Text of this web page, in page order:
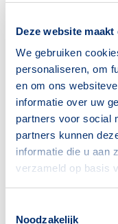
Deze website
We gebruiken
personaliseren, om
en om ons
informatie over uw
partners voor social
partners kunnen
informatie die u aan
verzameld op basis
Noodzakelijk
18–25 jaar
25–45 jaar
45–65 jaar
65+ jaar
Bron: CBS